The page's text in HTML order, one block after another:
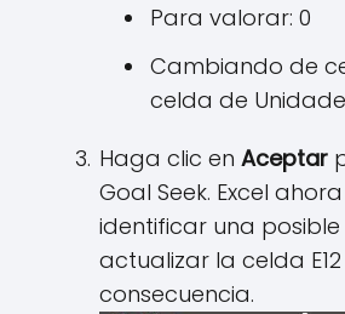
Para valorar: 0
Cambiando de
celda de
Haga clic en Aceptar
Goal Seek. Excel
identificar una posible
actualizar la celda
consecuencia.